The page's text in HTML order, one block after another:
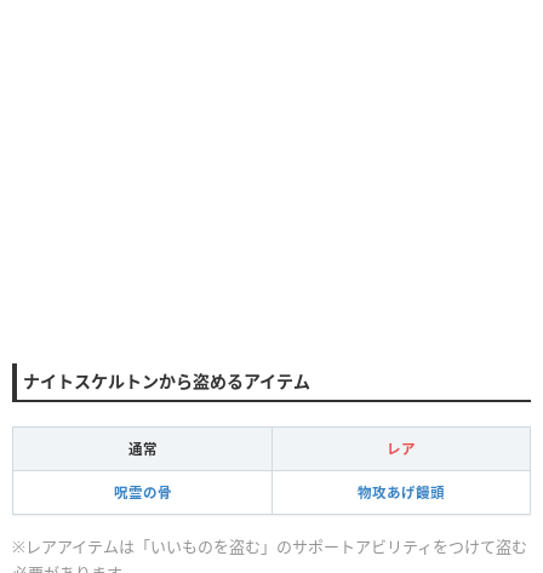
ナイトスケルトンから盗めるアイテム
通常 レア
呪霊の骨 物攻あげ饅頭
※レアアイテムは「いいものを盗む」のサポートアビリティをつけて盗む